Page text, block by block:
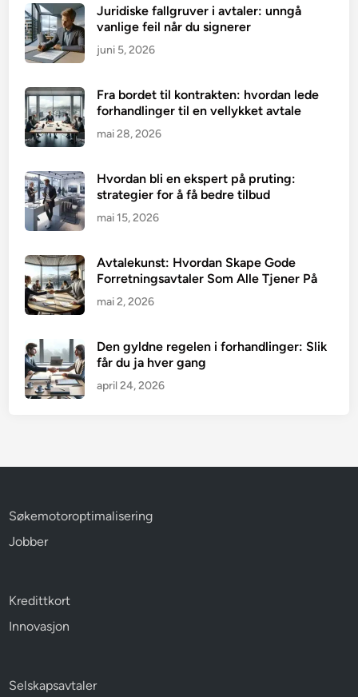
Juridiske fallgruver i avtaler: unngå
vanlige feil når du signerer
juni 5, 2026
Fra bordet til kontrakten: hvordan lede
forhandlinger til en vellykket avtale
mai 28, 2026
Hvordan bli en ekspert på pruting:
strategier for å få bedre tilbud
mai 15, 2026
Avtalekunst: Hvordan Skape Gode
Forretningsavtaler Som Alle Tjener På
mai 2, 2026
Den gyldne regelen i forhandlinger: Slik
får du ja hver gang
april 24, 2026
Søkemotoroptimalisering
Jobber
Kredittkort
Innovasjon
Selskapsavtaler